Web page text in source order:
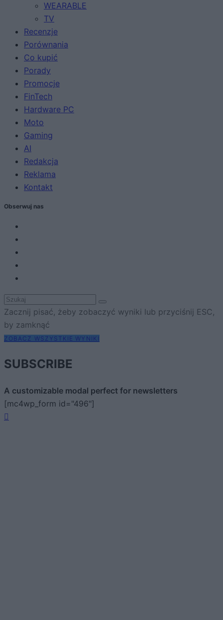
WEARABLE
TV
Recenzje
Porównania
Co kupić
Porady
Promocje
FinTech
Hardware PC
Moto
Gaming
AI
Redakcja
Reklama
Kontakt
Obserwuj nas
Zacznij pisać, żeby zobaczyć wyniki lub przyciśnij ESC,
by zamknąć
ZOBACZ WSZYSTKIE WYNIKI
SUBSCRIBE
A customizable modal perfect for newsletters
[mc4wp_form id="496"]